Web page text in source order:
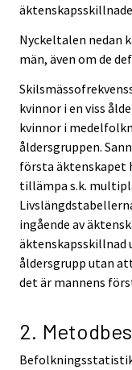
Nyckeltalen nedan
män, även om de
kvinnor i en viss
kvinnor i
åldersgruppen.
första äktenskapet
tillämpa s.k.
ingående av
åldersgrupp utan
det är mannens
2.